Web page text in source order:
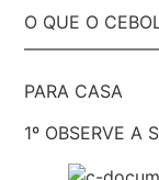
O QUE O
PARA CASA
1º OBSERVE A